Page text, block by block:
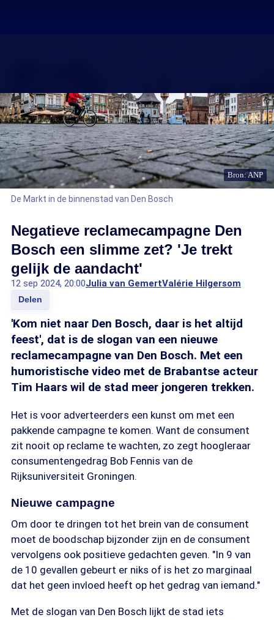
Bron: ANP
De Markt in de binnenstad van Den Bosch
Negatieve reclamecampagne Den
Bosch een slimme zet? 'Je trekt
gelijk de aandacht'
12 sep 2024, 20:00Julia van GemertValérie Hilgersom
Delen
'Kom niet naar Den Bosch, daar is het altijd
feest', dat is de slogan van een nieuwe
reclamecampagne van Den Bosch. Met een
humoristische video met de Brabantse acteur
Tim Haars wil de stad meer jongeren trekken.
Het is voor adverteerders een kunst om met een
pakkende campagne te komen. Want de consument
zit nooit op reclame te wachten, zo zegt hoogleraar
consumentengedrag Bob Fennis van de
Rijksuniversiteit Groningen.
Nieuwe campagne
Om door te dringen tot het brein van de consument
moet de boodschap bijzonder zijn en de consument
vervolgens ook positieve gedachten geven. "In 9 van
de 10 gevallen gebeurt er niks of is het zo marginaal
dat het geen invloed heeft op het gedrag van iemand."
Met de slogan van Den Bosch lijkt de stad iets